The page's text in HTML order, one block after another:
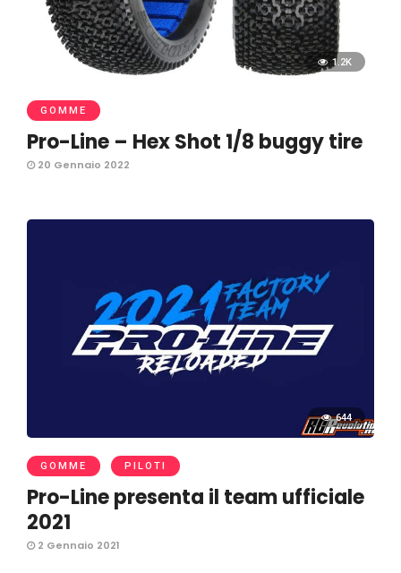
1.2K
GOMME
Pro-Line – Hex Shot 1/8 buggy tire
20 Gennaio 2022
644
GOMME PILOTI
Pro-Line presenta il team ufficiale
2021
2 Gennaio 2021